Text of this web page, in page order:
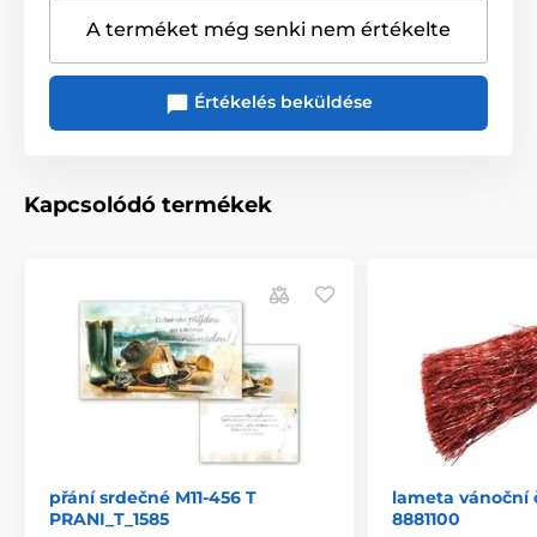
A terméket még senki nem értékelte
Értékelés beküldése
Kapcsolódó termékek
přání srdečné M11-456 T
PRANI_T_1585
lameta vánoční
8881100